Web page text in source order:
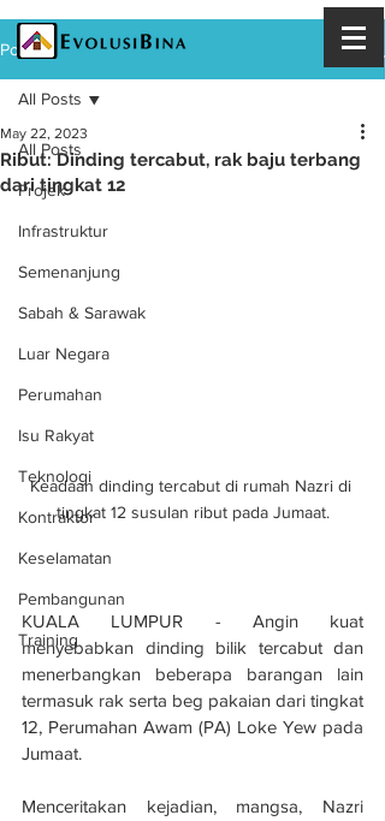
Post
All Posts
Projek
Infrastruktur
Semenanjung
Sabah & Sarawak
Luar Negara
Perumahan
Isu Rakyat
Teknologi
Kontraktor
Keselamatan
Pembangunan
Training
All Posts
Ribut: Dinding tercabut, rak baju terbang
dari tingkat 12
May 22, 2023
Keadaan dinding tercabut di rumah Nazri di
tingkat 12 susulan ribut pada Jumaat.
KUALA LUMPUR - Angin kuat
menyebabkan dinding bilik tercabut dan
menerbangkan beberapa barangan lain
termasuk rak serta beg pakaian dari tingkat
12, Perumahan Awam (PA) Loke Yew pada
Jumaat.
Menceritakan kejadian, mangsa, Nazri